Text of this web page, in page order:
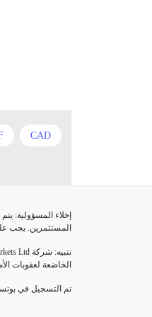
CAD
XAGUSD
market
المستثمرين. يجب
الخاضعة لعقوبات
تم التسجيل في